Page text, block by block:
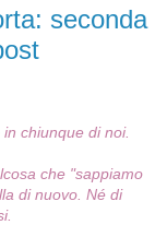
seconda
chiunque di noi.
che "sappiamo
di nuovo. Né di